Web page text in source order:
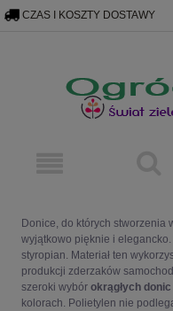
skryp Bing poniżej plakietka
CZAS I KOSZTY DOSTAWY
Donice, do których stworzenia
wyjątkowo pięknie i
styropian. Materiał ten
produkcji zderzaków
szeroki wybór okrągłych
kolorach. Polietylen nie